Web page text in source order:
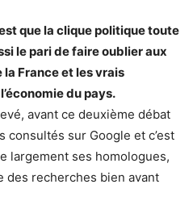
que la clique politique toute
le pari de faire oublier aux
France et les vrais
du pays.
avant ce deuxième débat
sur Google et c’est
largement ses homologues,
des recherches bien avant